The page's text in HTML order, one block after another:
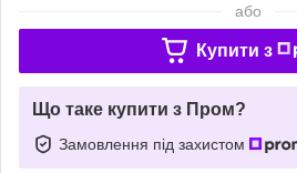
або
Купити з
Що таке купити з Пром?
Замовлення під захистом